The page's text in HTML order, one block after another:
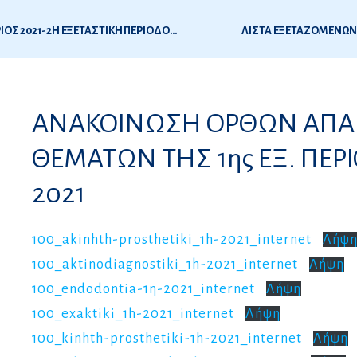
ΑΠΟΤΕΛΕΣΜΑΤΑ ΕΞΕΤΑΣΕΩΝ ΙΑΤΡΙΚΗΣ – ΣΕΠΤΕΜΒΡΙΟΣ 2021-2Η ΕΞΕΤΑΣΤΙΚΗ ΠΕΡΙΟΔΟΣ ΦΑΡΜΑΚΟΛΟΓΙΑ ΛΙΣΤΑ ΕΞΕΤΑΖΟΜΕΝΩΝ
ΑΝΑΚΟΙΝΩΣΗ ΟΡΘΩΝ
ΘΕΜΑΤΩΝ ΤΗΣ 1ης ΕΞ.
2021
100_akinhth-prosthetiki_1h-2021_internet
Λήψη
100_aktinodiagnostiki_1h-2021_internet
Λήψη
100_endodontia-1η-2021_internet
Λήψη
100_exaktiki_1h-2021_internet
Λήψη
100_kinhth-prosthetiki-1h-2021_internet
Λήψη